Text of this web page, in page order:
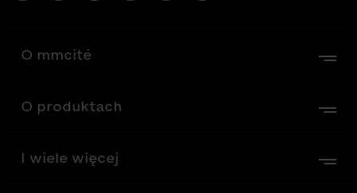
O mmcité
O produktach
I wiele więcej